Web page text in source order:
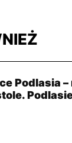
Podlasia